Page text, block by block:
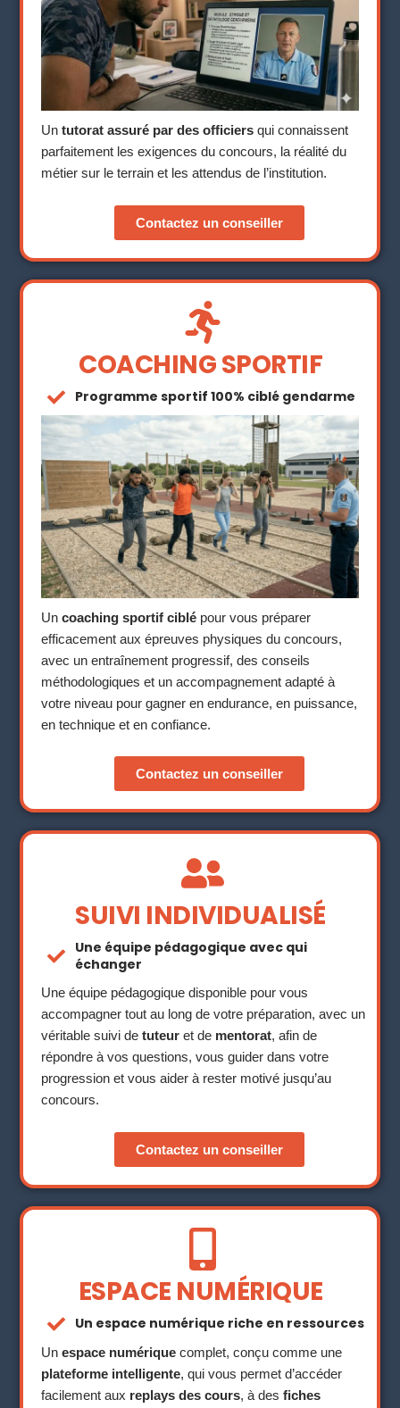
Untutorat assuré par des officiers qui connaissent
parfaitement les exigences du concours, la réalité du
métier sur le terrain et les attendus de l’institution.
Contactez un conseiller
COACHING SPORTIF
Programme sportif 100% ciblé gendarme
Uncoaching sportif ciblé pour vous préparer
efficacement aux épreuves physiques du concours,
avec un entraînement progressif, des conseils
méthodologiques et un accompagnement adapté à
votre niveau pour gagner en endurance, en puissance,
en technique et en confiance.
Contactez un conseiller
SUIVI INDIVIDUALISÉ
Une équipe pédagogique avec qui
échanger
Une équipe pédagogique disponible pour vous
accompagner tout au long de votre préparation, avec un
véritable suivi detuteur et de mentorat, afin de
répondre à vos questions, vous guider dans votre
progression et vous aider à rester motivé jusqu’au
concours.
Contactez un conseiller
ESPACE NUMÉRIQUE
Un espace numérique riche en ressources
Unespace numérique complet, conçu comme une
plateforme intelligente, qui vous permet d’accéder
facilement aux replays des cours, à desfiches